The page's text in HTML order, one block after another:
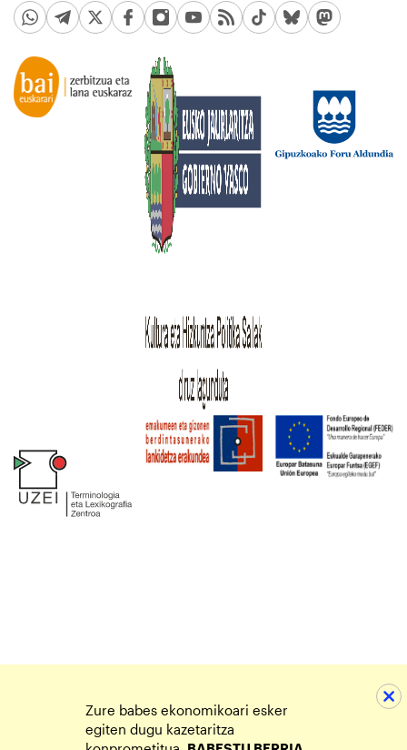
Zure babes ekonomikoari esker
egiten dugu kazetaritza